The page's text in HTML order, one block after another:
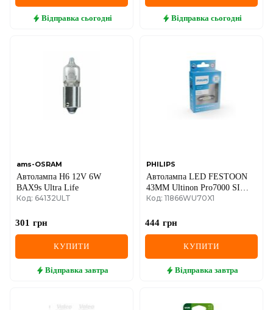
Відправка сьогодні Відправка сьогодні
ams-OSRAM
Автолампа H6 12V 6W
BAX9s Ultra Life
Код: 64132ULT
301 грн
КУПИТИ
Відправка завтра
PHILIPS
Автолампа LED FESTOON
43MM Ultinon Pro7000 SI
12V
Код: 11866WU70X1
444 грн
КУПИТИ
Відправка завтра